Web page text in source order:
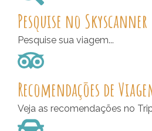
Pesquise no Skyscanner
Pesquise sua viagem...
Recomendações de
Veja as recomendações no